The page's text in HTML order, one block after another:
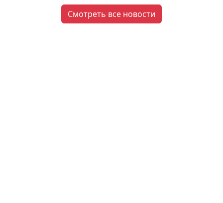
Смотреть все новости